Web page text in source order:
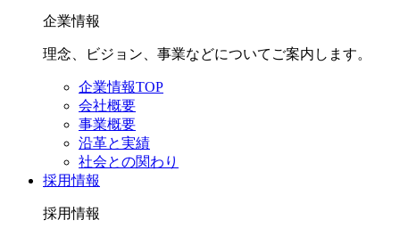
企業情報
理念、ビジョン、事業などについてご案内します。
企業情報TOP
会社概要
事業概要
沿革と実績
社会との関わり
採用情報
採用情報